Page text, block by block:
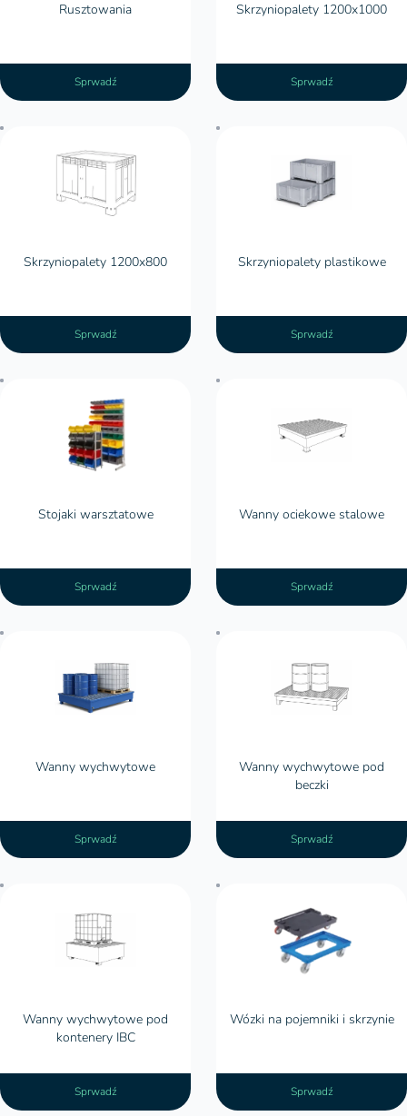
Rusztowania
Sprwadź
Skrzyniopalety 1200x1000
Sprwadź
Skrzyniopalety 1200x800
Skrzyniopalety 1200x800
Sprwadź
Skrzyniopalety plastikowe
Skrzyniopalety plastikowe
Sprwadź
Stojaki warsztatowe
Sprwadź
Wanny ociekowe stalowe
Wanny ociekowe stalowe
Sprwadź
Wanny wychwytowe
Wanny wychwytowe
Sprwadź
Wanny wychwytowe pod
beczki
Sprwadź
Wanny wychwytowe pod
kontenery IBC
Wanny wychwytowe pod kontenery
Sprwadź
Wózki na pojemniki i skrzynie
Sprwadź